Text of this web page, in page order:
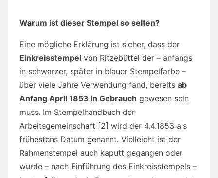
Warum ist dieser Stempel so selten?
Eine mögliche Erklärung ist sicher, dass der
Einkreisstempel von Ritzebüttel der – anfangs
in schwarzer, später in blauer Stempelfarbe –
über viele Jahre Verwendung fand, bereits ab
Anfang April 1853 in Gebrauch gewesen sein
muss. Im Stempelhandbuch der
Arbeitsgemeinschaft [2] wird der 4.4.1853 als
frühestens Datum genannt. Vielleicht ist der
Rahmenstempel auch kaputt gegangen oder
wurde – nach Einführung des Einkreisstempels –